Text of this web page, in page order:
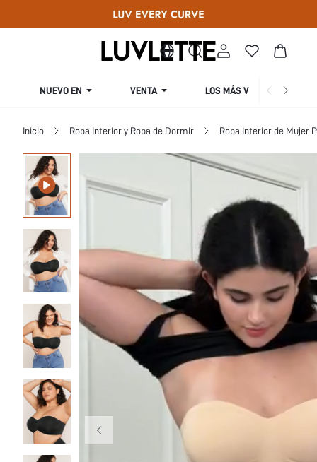
NUEVO EN VENTA LOS MÁS VENDIDOS
Inicio Ropa Interior y Ropa de Dormir Ropa Interior de Mujer